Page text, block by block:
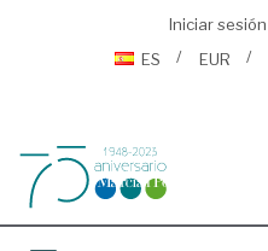
Iniciar sesión
ES
EUR